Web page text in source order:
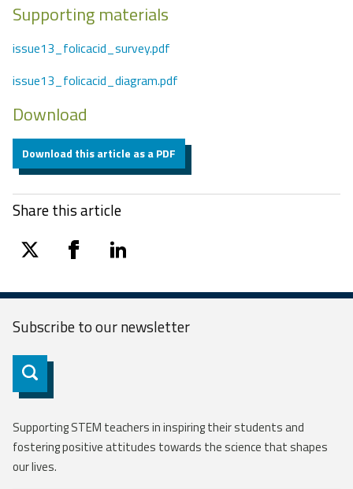
Supporting materials
issue13_folicacid_survey.pdf
issue13_folicacid_diagram.pdf
Download
Download this article as a PDF
Share this article
twitter facebooklinkedin
Subscribe to ournewsletter
Subscribe
Supporting STEM teachers in inspiring their students and
fostering positive attitudes towards the science that shapes
our lives.